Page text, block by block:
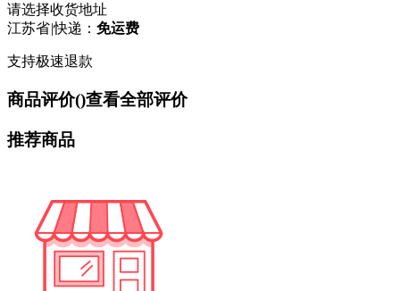
请选择收货地址
江苏省|快递： 免运费
支持极速退款
商品评价()查看全部评价
推荐商品